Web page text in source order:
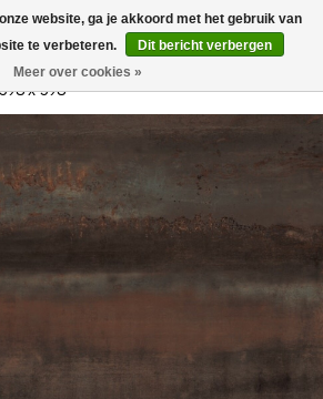
0
x 598
website, ga je akkoord met het gebruik van
te verbeteren.
Dit bericht verbergen
Meer over cookies »